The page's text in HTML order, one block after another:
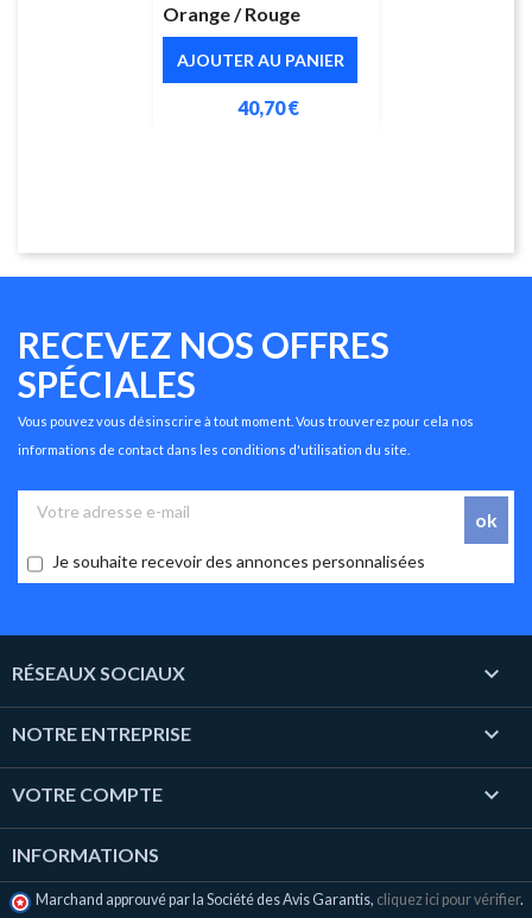
Orange / Rouge
AJOUTER AU PANIER
40,70 €
RECEVEZ NOS OFFRES
SPÉCIALES
Vous pouvez vous désinscrire à tout moment. Vous trouverez pour cela nos
informations de contact dans les conditions d'utilisation du site.
Je souhaite recevoir des annonces personnalisées
RÉSEAUX SOCIAUX 
NOTRE ENTREPRISE 
VOTRE COMPTE 
INFORMATIONS
Marchand approuvé par la Société des Avis Garantis, cliquez ici pour vérifier.